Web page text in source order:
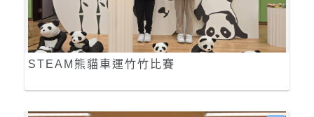
STEAM熊貓車運竹竹比賽